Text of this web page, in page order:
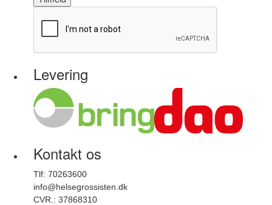
Levering
Kontakt os
Tlf: 70263600
info@helsegrossisten.dk
CVR.: 37868310